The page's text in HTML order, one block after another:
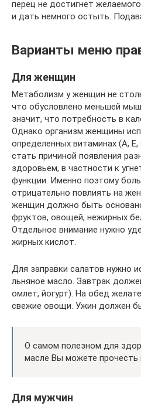
перец не достигнет
и дать немного остыть.
Варианты меню
Для женщин
Метаболизм у женщин не
что обусловлено меньшей
значит, что потребность в
Однако организм женщины
определенных витаминах (А,
стать причиной появления
здоровьем, в частности к
функции. Именно поэтому
отрицательно повлиять на
женщин должно быть
фруктов, овощей, нежирных
Отдельное внимание нужно
жирных кислот.
Для заправки салатов нужно
льняное масло. Завтрак
омлет, йогурт). На обед
свежие овощи. Ужин должен
О самом полезном для
масле Вы можете прочесть
Для мужчин